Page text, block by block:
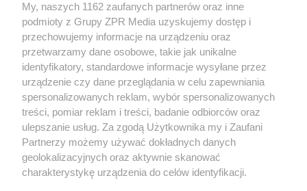
Żaden utwór zamieszczony w serwisie nie może być powielany i
rozpowszechniany lub dalej rozpowszechniany w jakikolwiek sposób (w
tym także elektroniczny lub mechaniczny) na jakimkolwiek polu
eksploatacji w jakiejkolwiek formie, włącznie z umieszczaniem w
Internecie bez pisemnej zgody właściciela praw. Jakiekolwiek użycie lub
wykorzystanie utworów w całości lub w części z naruszeniem prawa,
tzn. bez właściwej zgody, jest zabronione pod groźbą kary i może być
ścigane prawnie.
My, naszych 1162 zaufanych partnerów oraz inne
podmioty z Grupy ZPR Media uzyskujemy dostęp i
przechowujemy informacje na urządzeniu oraz
przetwarzamy dane osobowe, takie jak unikalne
identyfikatory, standardowe informacje wysyłane przez
urządzenie czy dane przeglądania w celu zapewniania
spersonalizowanych reklam, wybór spersonalizowanych
treści, pomiar reklam i treści, badanie odbiorców oraz
ulepszanie usług. Za zgodą Użytkownika my i Zaufani
Partnerzy możemy używać dokładnych danych
geolokalizacyjnych oraz aktywnie skanować
charakterystykę urządzenia do celów identyfikacji.